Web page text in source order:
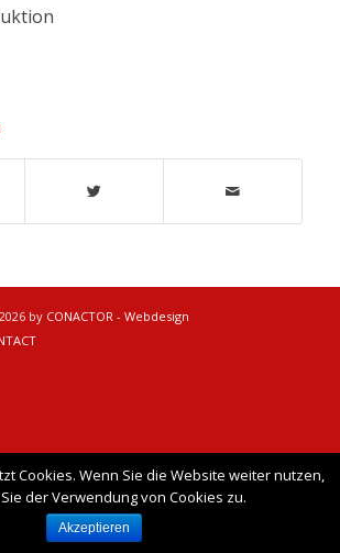
by CONACTOR - Webdesign
Cookies. Wenn Sie die Website weiter nutzen,
der Verwendung von Cookies zu.
Akzeptieren